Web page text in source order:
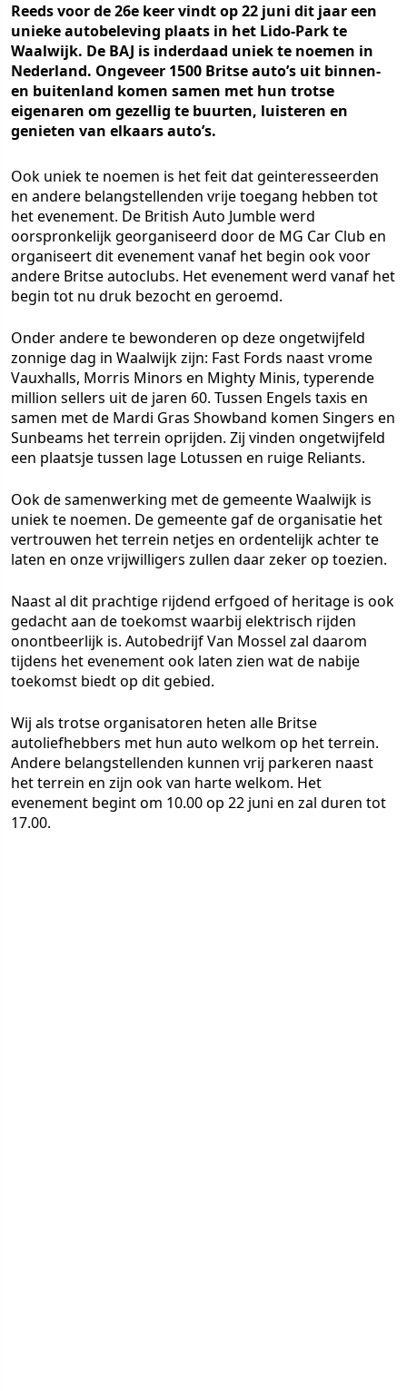
Reeds voor de 26e keer vindt op 22 juni dit jaar een
unieke autobeleving plaats in het Lido-Park te
Waalwijk. De BAJ is inderdaad uniek te noemen in
Nederland. Ongeveer 1500 Britse auto’s uit binnen-
en buitenland komen samen met hun trotse
eigenaren om gezellig te buurten, luisteren en
genieten van elkaars auto’s.
Ook uniek te noemen is het feit dat geinteresseerden
en andere belangstellenden vrije toegang hebben tot
het evenement. De British Auto Jumble werd
oorspronkelijk georganiseerd door de MG Car Club en
organiseert dit evenement vanaf het begin ook voor
andere Britse autoclubs. Het evenement werd vanaf het
begin tot nu druk bezocht en geroemd.
Onder andere te bewonderen op deze ongetwijfeld
zonnige dag in Waalwijk zijn: Fast Fords naast vrome
Vauxhalls, Morris Minors en Mighty Minis, typerende
million sellers uit de jaren 60. Tussen Engels taxis en
samen met de Mardi Gras Showband komen Singers en
Sunbeams het terrein oprijden. Zij vinden ongetwijfeld
een plaatsje tussen lage Lotussen en ruige Reliants.
Ook de samenwerking met de gemeente Waalwijk is
uniek te noemen. De gemeente gaf de organisatie het
vertrouwen het terrein netjes en ordentelijk achter te
laten en onze vrijwilligers zullen daar zeker op toezien.
Naast al dit prachtige rijdend erfgoed of heritage is ook
gedacht aan de toekomst waarbij elektrisch rijden
onontbeerlijk is. Autobedrijf Van Mossel zal daarom
tijdens het evenement ook laten zien wat de nabije
toekomst biedt op dit gebied.
Wij als trotse organisatoren heten alle Britse
autoliefhebbers met hun auto welkom op het terrein.
Andere belangstellenden kunnen vrij parkeren naast
het terrein en zijn ook van harte welkom. Het
evenement begint om 10.00 op 22 juni en zal duren tot
17.00.